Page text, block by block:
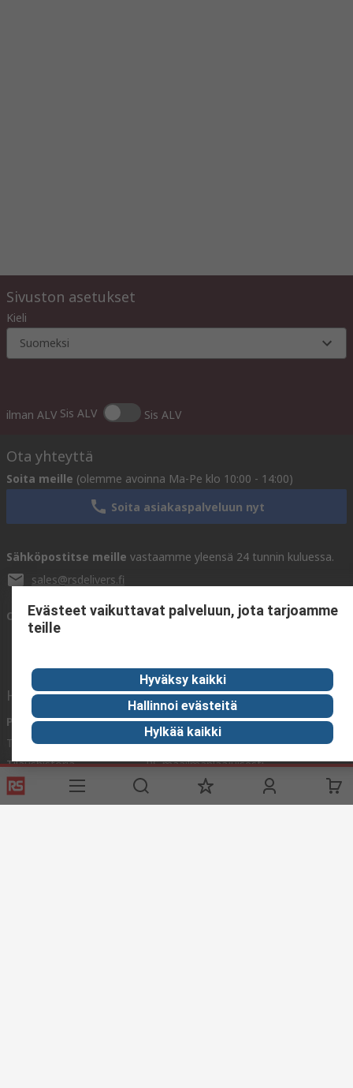
Sivuston asetukset
Kieli
Suomeksi
ilman ALV Sis ALV Sis ALV
Ota yhteyttä
Soita meille (olemme avoinna Ma-Pe klo 10:00 - 14:00)
Soita asiakaspalveluun nyt
Sähköpostitse meille vastaamme yleensä 24 tunnin kuluessa.
sales@rsdelivers.fi
Ota yhteyttä meihin
Hyödyllisiä linkkejä
Palvelut
Toimitusvaihtoehdot
Tilaushistoria
Tuki
Tietoa RS:stä
Me olemme RS
RS maailmanlaajuisesti
Konserni
ESG
Evästeet vaikuttavat palveluun, jota tarjoamme
teille
Hyväksy kaikki
Hallinnoi evästeitä
Hylkää kaikki